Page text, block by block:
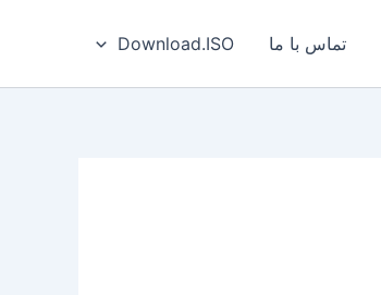
تماس با ما Download.ISO